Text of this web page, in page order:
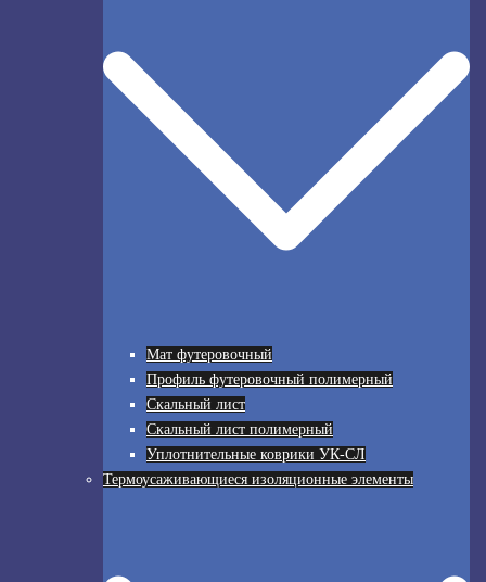
Мат футеровочный
Профиль футеровочный полимерный
Скальный лист
Скальный лист полимерный
Уплотнительные коврики УК-СЛ
Термоусаживающиеся изоляционные элементы